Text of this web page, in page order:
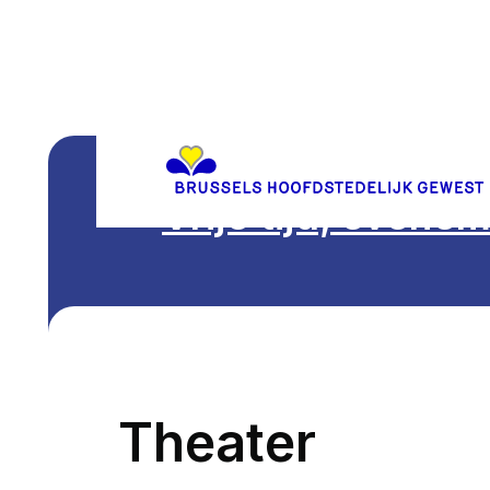
Vrije tijd,
Theater